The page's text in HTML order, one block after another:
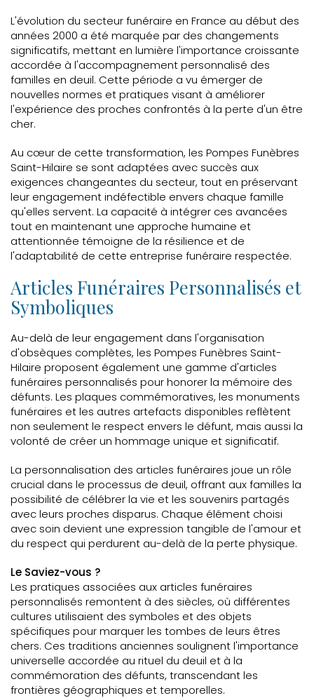
L'évolution du secteur funéraire en France au début des
années 2000 a été marquée par des changements
significatifs, mettant en lumière l'importance croissante
accordée à l'accompagnement personnalisé des
familles en deuil. Cette période a vu émerger de
nouvelles normes et pratiques visant à améliorer
l'expérience des proches confrontés à la perte d'un être
cher.
Au cœur de cette transformation, les Pompes Funèbres
Saint-Hilaire se sont adaptées avec succès aux
exigences changeantes du secteur, tout en préservant
leur engagement indéfectible envers chaque famille
qu'elles servent. La capacité à intégrer ces avancées
tout en maintenant une approche humaine et
attentionnée témoigne de la résilience et de
l'adaptabilité de cette entreprise funéraire respectée.
Articles Funéraires Personnalisés et
Symboliques
Au-delà de leur engagement dans l'organisation
d'obsèques complètes, les Pompes Funèbres Saint-
Hilaire proposent également une gamme d'articles
funéraires personnalisés pour honorer la mémoire des
défunts. Les plaques commémoratives, les monuments
funéraires et les autres artefacts disponibles reflètent
non seulement le respect envers le défunt, mais aussi la
volonté de créer un hommage unique et significatif.
La personnalisation des articles funéraires joue un rôle
crucial dans le processus de deuil, offrant aux familles la
possibilité de célébrer la vie et les souvenirs partagés
avec leurs proches disparus. Chaque élément choisi
avec soin devient une expression tangible de l'amour et
du respect qui perdurent au-delà de la perte physique.
Le Saviez-vous ?
Les pratiques associées aux articles funéraires
personnalisés remontent à des siècles, où différentes
cultures utilisaient des symboles et des objets
spécifiques pour marquer les tombes de leurs êtres
chers. Ces traditions anciennes soulignent l'importance
universelle accordée au rituel du deuil et à la
commémoration des défunts, transcendant les
frontières géographiques et temporelles.